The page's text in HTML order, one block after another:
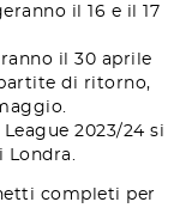
il 16 e il 17
il 30 aprile
di ritorno,
2023/24 si
Londra.
completi per